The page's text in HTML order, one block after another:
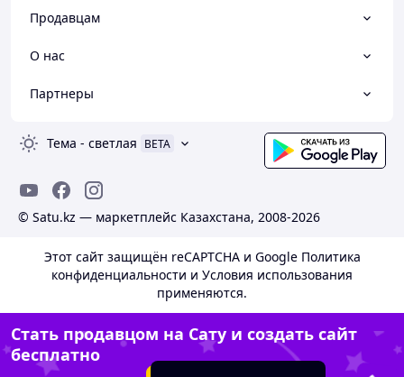
Продавцам
О нас
Партнеры
Тема - светлая BETA
© Satu.kz — маркетплейс Казахстана, 2008-2026
Этот сайт защищён reCAPTCHA и Google Политика
конфиденциальности и Условия использования
применяются.
Стать продавцом на Сату и создать сайт
бесплатно